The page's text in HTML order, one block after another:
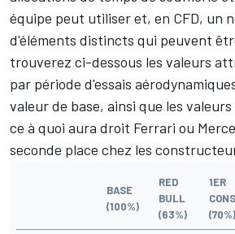
équipe peut utiliser et, en CFD, un
d'éléments distincts qui peuvent
trouverez ci-dessous les valeurs
par période d'essais
valeur de base, ainsi que les
ce à quoi aura droit Ferrari ou
seconde place chez les
BASE
(100%)
RED
BULL
(63%)
1ER
(70%)